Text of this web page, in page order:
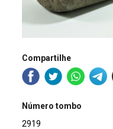
Compartilhe
Número tombo
2919